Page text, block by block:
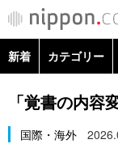
新着 カテゴリー
政治・外交
経済・ビジネス
「覚書の内容
国際・海外